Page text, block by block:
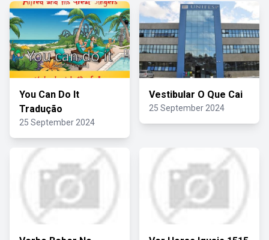
You Can Do It
Tradução
25 September 2024
Vestibular O Que Cai
25 September 2024